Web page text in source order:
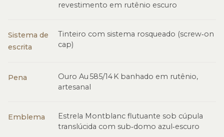
revestimento em rutênio escuro
Sistema de
escrita
Tinteiro com sistema rosqueado (screw‑on
cap)
Pena
Ouro Au 585/14 K banhado em rutênio,
artesanal
Emblema
Estrela Montblanc flutuante sob cúpula
translúcida com sub‑domo azul‑escuro